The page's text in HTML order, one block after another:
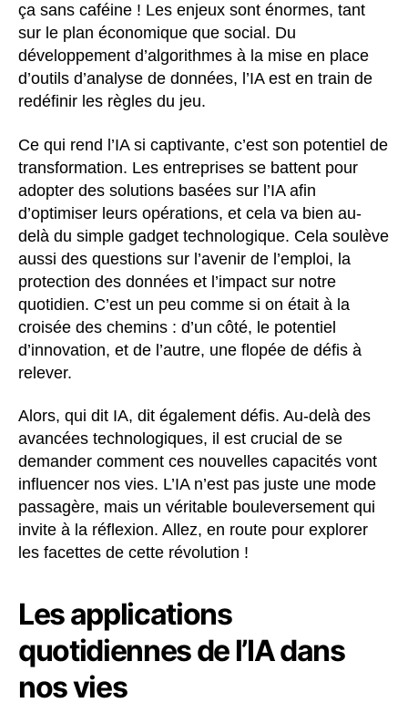
ça sans caféine ! Les enjeux sont énormes, tant
sur le plan économique que social. Du
développement d’algorithmes à la mise en place
d’outils d’analyse de données, l’IA est en train de
redéfinir les règles du jeu.
Ce qui rend l’IA si captivante, c’est son potentiel de
transformation. Les entreprises se battent pour
adopter des solutions basées sur l’IA afin
d’optimiser leurs opérations, et cela va bien au-
delà du simple gadget technologique. Cela soulève
aussi des questions sur l’avenir de l’emploi, la
protection des données et l’impact sur notre
quotidien. C’est un peu comme si on était à la
croisée des chemins : d’un côté, le potentiel
d’innovation, et de l’autre, une flopée de défis à
relever.
Alors, qui dit IA, dit également défis. Au-delà des
avancées technologiques, il est crucial de se
demander comment ces nouvelles capacités vont
influencer nos vies. L’IA n’est pas juste une mode
passagère, mais un véritable bouleversement qui
invite à la réflexion. Allez, en route pour explorer
les facettes de cette révolution !
Les applications
quotidiennes de l’IA dans
nos vies